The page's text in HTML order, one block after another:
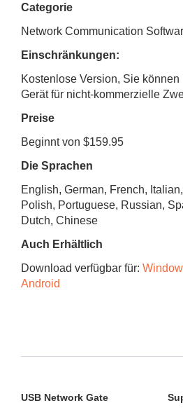
Categorie
Network Communication
Einschränkungen:
Kostenlose Version, Sie
Gerät für nicht-kommerzielle
Preise
Beginnt von $159.95
Die Sprachen
English, German, French,
Polish, Portuguese, Russian,
Dutch, Chinese
Auch Erhältlich
Download verfügbar für:
Android
USB Network Gate